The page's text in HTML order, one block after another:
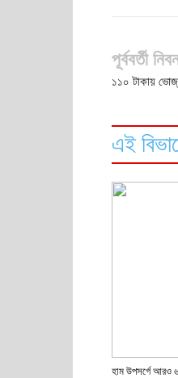
পূর্ববর্তী
১১০ টাকায়
এই
হাম উপসর্গে আরও